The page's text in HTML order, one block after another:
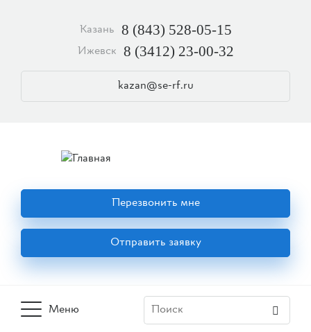
Казань 8 (843) 528-05-15
Ижевск 8 (3412) 23-00-32
kazan@se-rf.ru
Перезвонить мне
Отправить заявку
Основная
Меню